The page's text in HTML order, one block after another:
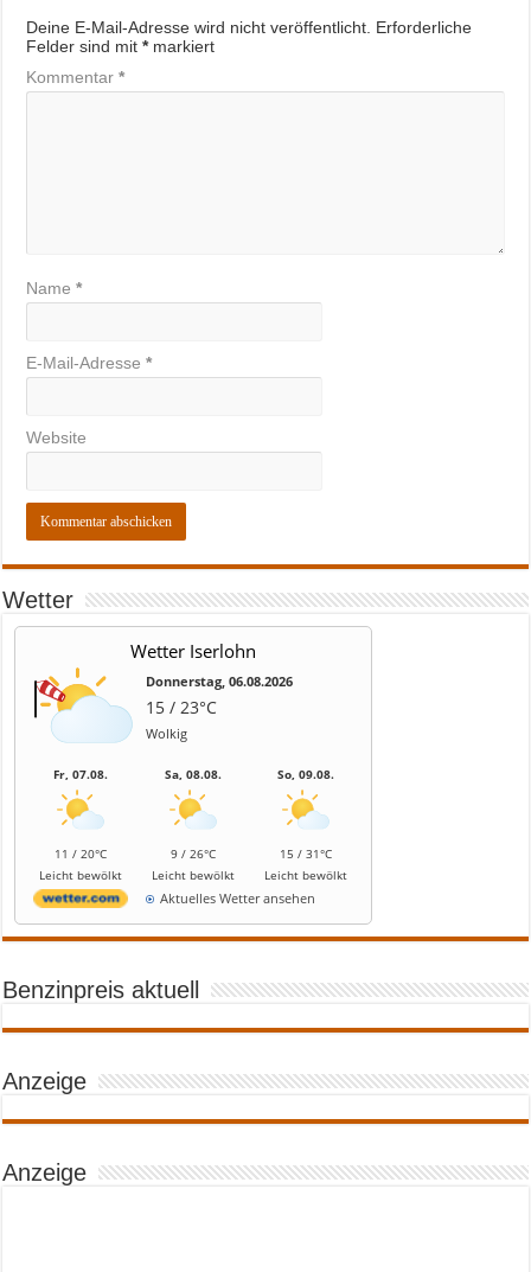
Deine E-Mail-Adresse wird nicht veröffentlicht. Erforderliche
Felder sind mit*markiert
Kommentar*
Name*
E-Mail-Adresse*
Website
Wetter
Wetter Iserlohn
Donnerstag, 06.08.2026
15 / 23°C
Wolkig
Fr, 07.08.
11 / 20°C
Leicht bewölkt
Sa, 08.08.
9 / 26°C
Leicht bewölkt
So, 09.08.
15 / 31°C
Leicht bewölkt
Aktuelles Wetter ansehen
Benzinpreis aktuell
Anzeige
Anzeige